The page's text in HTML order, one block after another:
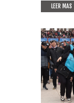
LEER MAS